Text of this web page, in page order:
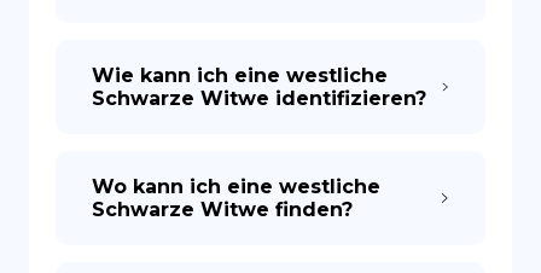
Wie kann ich eine westliche
Schwarze Witwe identifizieren?
Wo kann ich eine westliche
Schwarze Witwe finden?